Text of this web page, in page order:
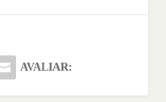
AVALIAR: